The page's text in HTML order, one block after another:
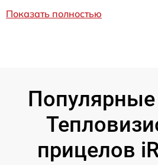
Показать полностью
прицелов